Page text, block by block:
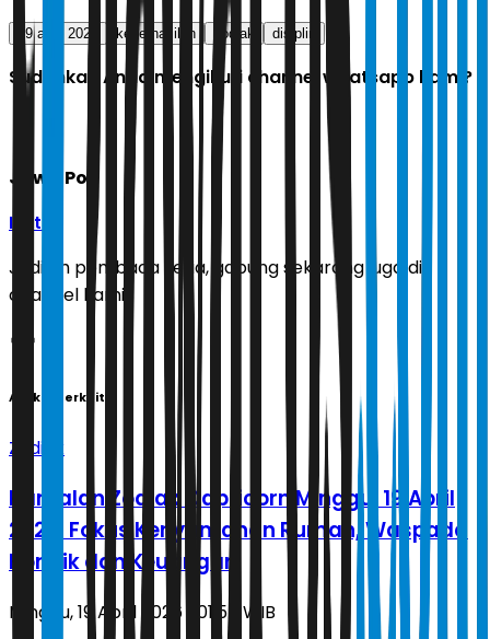
19 april 2026 keberhasilan zodiak disiplin
Sudahkah Anda mengikuti channel whatsapp kami?
Jawa Pos
Ikuti
Jadilah pembaca setia, gabung sekarang juga di
channel kami!
Artikel Terkait
Zodiak
Ramalan Zodiak Capricorn Minggu, 19 April
2026: Fokus Kenyamanan Rumah, Waspada
Konflik dan Keuangan
Minggu, 19 April 2026 | 01.57 WIB